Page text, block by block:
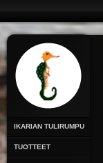
IKARIAN TULIRUMPU
TUOTTEET